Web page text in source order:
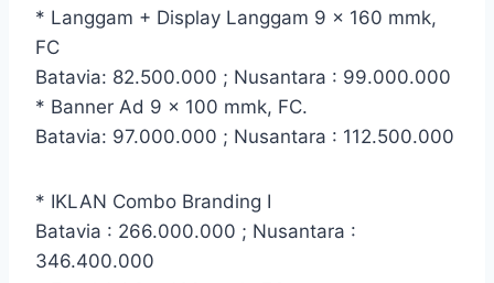
* Langgam + Display Langgam 9 x 160 mmk,
FC
Batavia: 82.500.000 ; Nusantara : 99.000.000
* Banner Ad 9 x 100 mmk, FC.
Batavia: 97.000.000 ; Nusantara : 112.500.000
* IKLAN Combo Branding I
Batavia : 266.000.000 ; Nusantara :
346.400.000